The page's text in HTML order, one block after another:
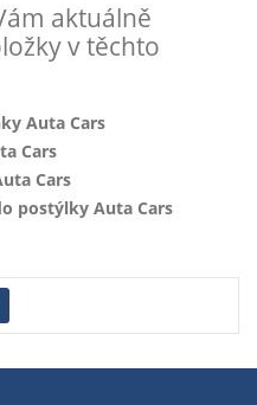
aktuálně
v těchto
Auta Cars
Cars
Cars
postýlky Auta Cars